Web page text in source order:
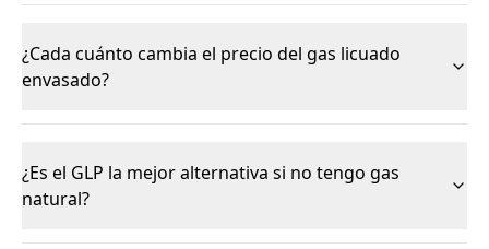
¿Cada cuánto cambia el precio del gas licuado
envasado?
¿Es el GLP la mejor alternativa si no tengo gas
natural?